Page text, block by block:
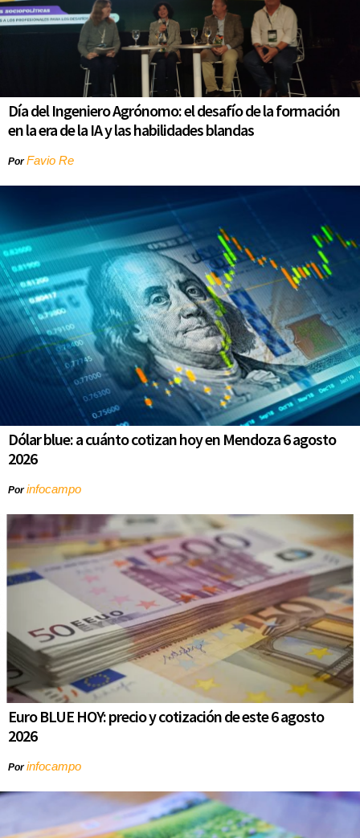
Día del Ingeniero Agrónomo: el desafío de la formación
en la era de la IA y las habilidades blandas
PorFavio Re
Dólar blue: a cuánto cotizan hoy en Mendoza 6 agosto
2026
Porinfocampo
Euro BLUE HOY: precio y cotización de este 6 agosto
2026
Porinfocampo